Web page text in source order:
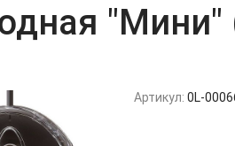
"Мини"
Артикул: 0L-